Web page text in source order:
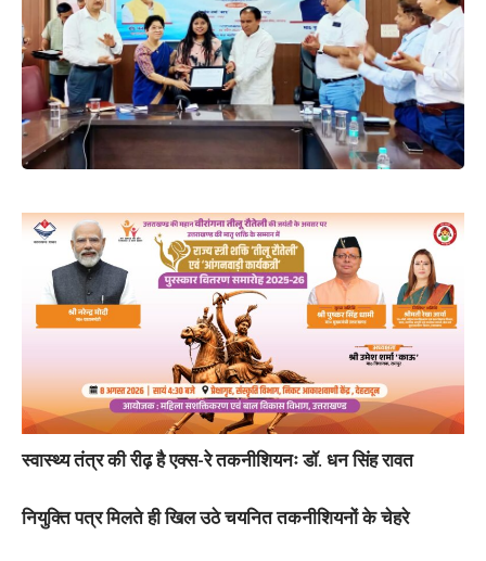
स्वास्थ्य तंत्र की रीढ़ है एक्स-रे तकनीशियनः डॉ. धन सिंह रावत
नियुक्ति पत्र मिलते ही खिल उठे चयनित तकनीशियनों के चेहरे